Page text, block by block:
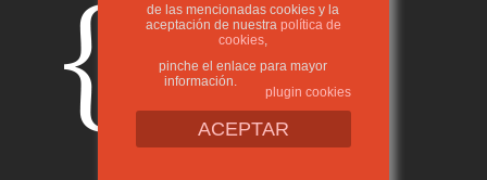
de las mencionadas cookies y la
aceptación de nuestra política de
cookies,
pinche el enlace para mayor
información.
plugin cookies
ACEPTAR